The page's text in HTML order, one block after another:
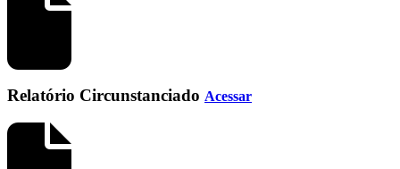
Relatório Circunstanciado Acessar